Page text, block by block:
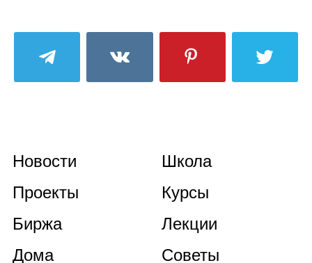
Новости
Проекты
Биржа
Дома
Школа
Курсы
Лекции
Советы